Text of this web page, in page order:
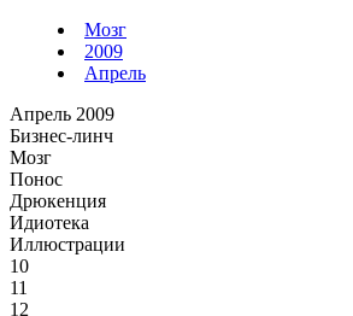
Мозг
2009
Апрель
Апрель 2009
Бизнес-линч
Мозг
Понос
Дрюкенция
Идиотека
Иллюстрации
10
11
12